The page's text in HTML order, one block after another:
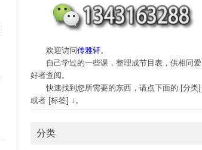
欢迎访问传雅轩。
自己学过的一些课，整理成节目表，供相同爱
好者查阅。
快速找到您所需要的东西，请点下面的 [分类]
或者 [标签] ↓。
分类